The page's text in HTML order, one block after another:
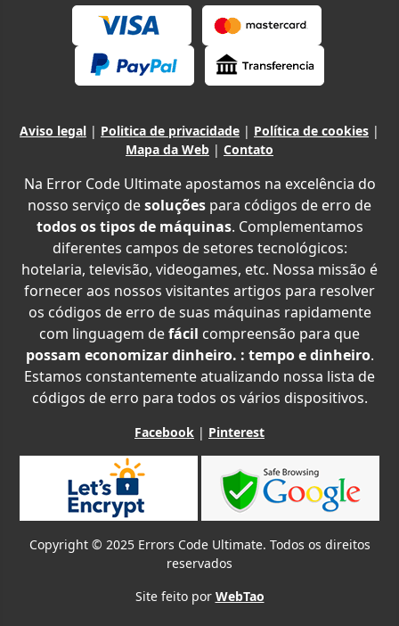
Aviso legal | Politica de privacidade | Política de cookies |
Mapa da Web | Contato
Na Error Code Ultimate apostamos na excelência do
nosso serviço desoluções para códigos de erro de
todos os tipos de máquinas. Complementamos
diferentes campos de setores tecnológicos:
hotelaria, televisão, videogames, etc. Nossa missão é
fornecer aos nossos visitantes artigos para resolver
os códigos de erro de suas máquinas rapidamente
com linguagem defácil compreensão para que
possam economizar dinheiro. : tempo e dinheiro.
Estamos constantemente atualizando nossa lista de
códigos de erro para todos os vários dispositivos.
Facebook | Pinterest
Copyright © 2025 Errors Code Ultimate. Todos os direitos
reservados
Site feito por WebTao